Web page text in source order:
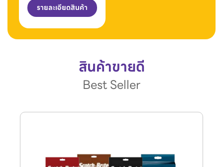
รายละเอียดสินค้า
สินค้าขายดี
Best Seller